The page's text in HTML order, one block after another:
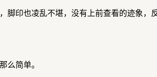
脚印也凌乱不堪，没有上前查看的迹象，
么简单。